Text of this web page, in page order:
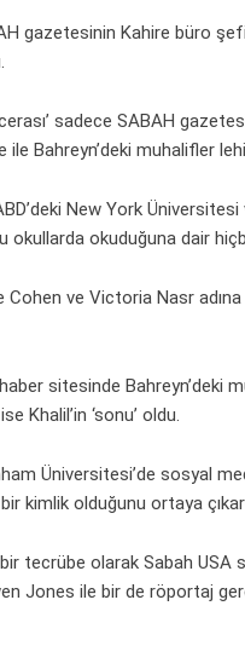
gazetesinin Kahire büro
sadece SABAH
Bahreyn’deki muhalifler
New York Üniversitesi
okullarda okuduğuna dair
Cohen ve Victoria Nasr
sitesinde Bahreyn’deki
Khalil’in ‘sonu’ oldu.
Üniversitesi’de sosyal
kimlik olduğunu ortaya
tecrübe olarak Sabah USA
Jones ile bir de röportaj